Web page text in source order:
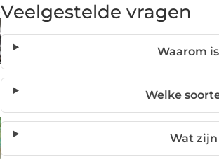
Veelgestelde vragen
Waarom
Welke
Wat